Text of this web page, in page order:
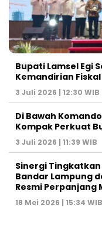
Bupati Lamsel Egi
Kemandirian
3 Juli 2026 | 12:30 WIB
Di Bawah
Kompak Perkuat
3 Juli 2026 | 11:39 WIB
Sinergi Tingkatkan
Bandar Lampung
Resmi Perpanjang
18 Mei 2026 | 15:34 WIB